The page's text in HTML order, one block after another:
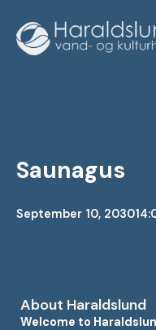
Saunagus
September 10, 2030
About Haraldslund
Welcome to